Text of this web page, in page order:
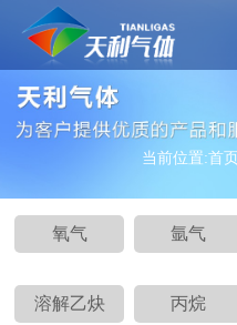
当前位置:首页
氧气 氩气
溶解乙炔 丙烷